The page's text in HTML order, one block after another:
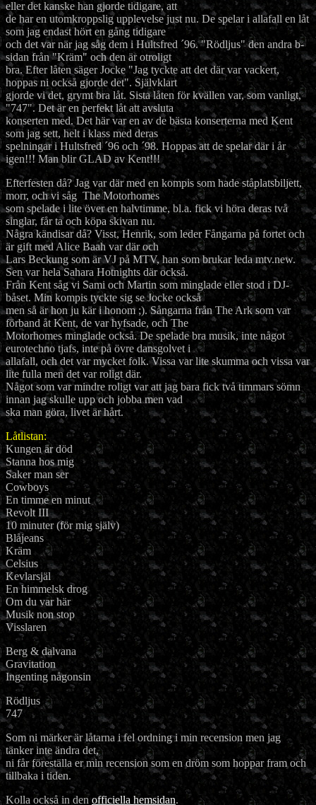
eller det kanske han gjorde tidigare, att
de har en utomkroppslig upplevelse just nu. De spelar i allafall en låt
som jag endast hört en gång tidigare
och det var när jag såg dem i Hultsfred ´96. "Rödljus" den andra b-
sidan från "Kräm" och den är otroligt
bra. Efter låten säger Jocke "Jag tyckte att det där var vackert,
hoppas ni också gjorde det". Självklart
gjorde vi det, grymt bra låt. Sista låten för kvällen var, som vanligt,
"747". Det är en perfekt låt att avsluta
konserten med. Det här var en av de bästa konserterna med Kent
som jag sett, helt i klass med deras
spelningar i Hultsfred ´96 och ´98. Hoppas att de spelar där i år
igen!!! Man blir GLAD av Kent!!!
Efterfesten då? Jag var där med en kompis som hade ståplatsbiljett,
morr, och vi såg The Motorhomes
som spelade i lite över en halvtimme, bl.a. fick vi höra deras två
singlar, får ta och köpa skivan nu.
Några kändisar då? Visst, Henrik, som leder Fångarna på fortet och
är gift med Alice Baah var där och
Lars Beckung som är VJ på MTV, han som brukar leda mtv.new.
Sen var hela Sahara Hotnights där också.
Från Kent såg vi Sami och Martin som minglade eller stod i DJ-
båset. Min kompis tyckte sig se Jocke också
men så är hon ju kär i honom ;). Sångarna från The Ark som var
förband åt Kent, de var hyfsade, och The
Motorhomes minglade också. De spelade bra musik, inte något
eurotechno tjafs, inte på övre dansgolvet i
allafall, och det var mycket folk. Vissa var lite skumma och vissa var
lite fulla men det var roligt där.
Något som var mindre roligt var att jag bara fick två timmars sömn
innan jag skulle upp och jobba men vad
ska man göra, livet är hårt.
Låtlistan:
Kungen är död
Stanna hos mig
Saker man ser
Cowboys
En timme en minut
Revolt III
10 minuter (för mig själv)
Blåjeans
Kräm
Celsius
Kevlarsjäl
En himmelsk drog
Om du var här
Musik non stop
Visslaren
Berg & dalvana
Gravitation
Ingenting någonsin
Rödljus
747
Som ni märker är låtarna i fel ordning i min recension men jag
tänker inte ändra det,
ni får föreställa er min recension som en dröm som hoppar fram och
tillbaka i tiden.
Kolla också in den officiella hemsidan.